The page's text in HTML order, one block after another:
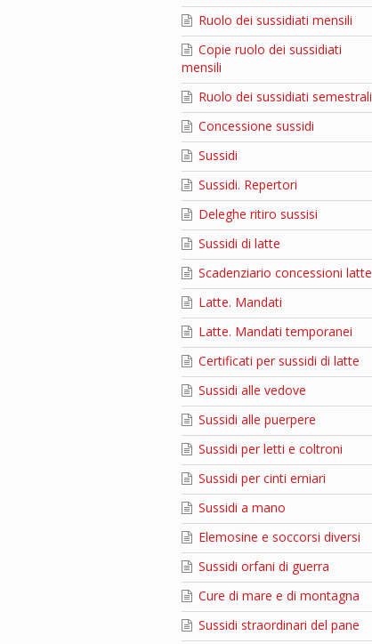
Ruolo dei sussidiati mensili
Copie ruolo dei sussidiati
mensili
Ruolo dei sussidiati semestrali
Concessione sussidi
Sussidi
Sussidi. Repertori
Deleghe ritiro sussisi
Sussidi di latte
Scadenziario concessioni latte
Latte. Mandati
Latte. Mandati temporanei
Certificati per sussidi di latte
Sussidi alle vedove
Sussidi alle puerpere
Sussidi per letti e coltroni
Sussidi per cinti erniari
Sussidi a mano
Elemosine e soccorsi diversi
Sussidi orfani di guerra
Cure di mare e di montagna
Sussidi straordinari del pane